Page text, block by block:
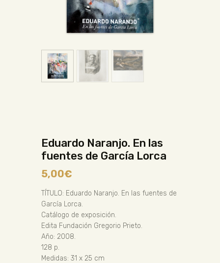
Eduardo Naranjo. En las
fuentes de García Lorca
5,00€
TÍTULO: Eduardo Naranjo. En las fuentes de
García Lorca.
Catálogo de exposición.
Edita Fundación Gregorio Prieto.
Año: 2008.
128 p.
Medidas: 31 x 25 cm